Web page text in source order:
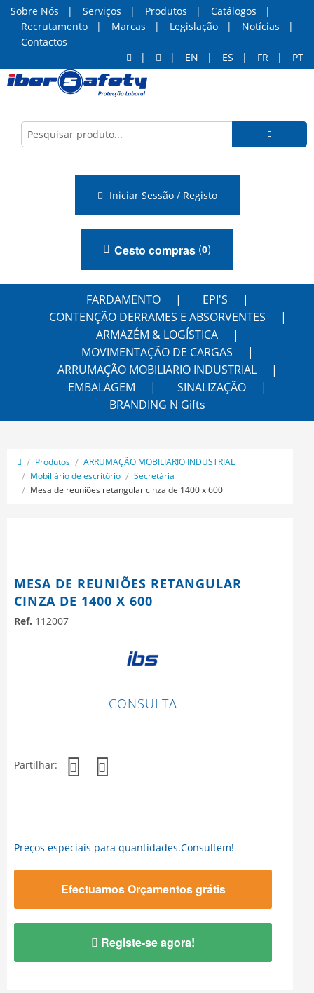
Sobre Nós Serviços Produtos
Catálogos
Recrutamento
Marcas Legislação
Notícias
Contactos
EN
ES FR PT
Iniciar Sessão / Registo
Cesto compras (0)
FARDAMENTO
EPI'S
CONTENÇÃO DERRAMES E ABSORVENTES
ARMAZÉM & LOGÍSTICA
MOVIMENTAÇÃO DE CARGAS
ARRUMAÇÃO MOBILIARIO INDUSTRIAL
EMBALAGEM
SINALIZAÇÃO
BRANDING N Gifts
Produtos
ARRUMAÇÃO MOBILIARIO INDUSTRIAL
Mobiliário de escritório
Secretária
Mesa de reuniões retangular cinza de 1400 x 600
MESA DE REUNIÕES RETANGULAR
CINZA DE 1400 X 600
Ref. 112007
CONSULTA
Partilhar:
Preços especiais para quantidades.Consultem!
Efectuamos Orçamentos grátis
Registe-se agora!